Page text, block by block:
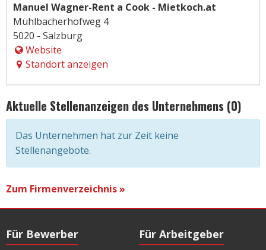
Manuel Wagner-Rent a Cook - Mietkoch.at
Mühlbacherhofweg 4
5020 - Salzburg
Website
Standort anzeigen
Aktuelle Stellenanzeigen des Unternehmens (0)
Das Unternehmen hat zur Zeit keine
Stellenangebote.
Zum Firmenverzeichnis »
Für Bewerber Für Arbeitgeber